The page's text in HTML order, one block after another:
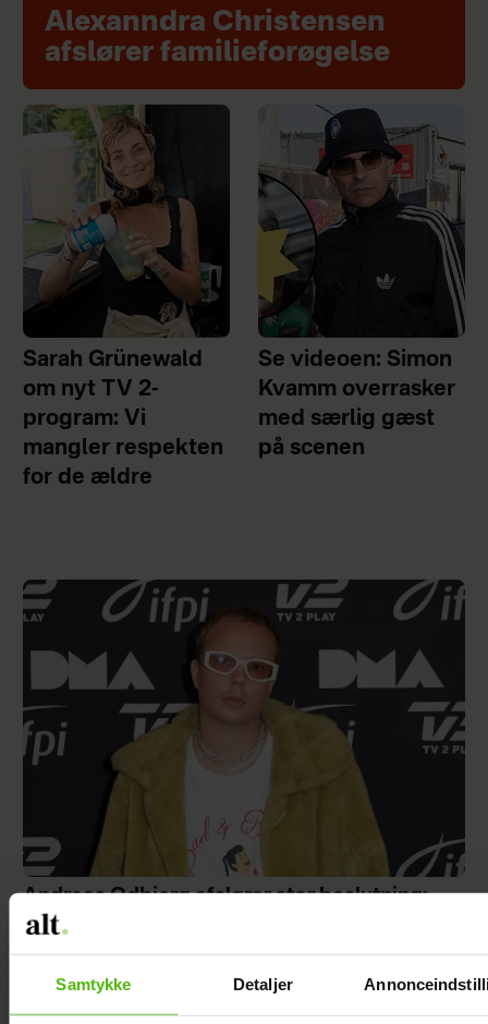
Samtykke Detaljer
Alexanndra Christensen
afslører familieforøgelse
Sarah Grünewald
om nyt TV 2-
program: Vi
mangler respekten
for de ældre
Se videoen: Simon
Kvamm overrasker
med særlig gæst
på scenen
Andreas Odbjerg afslører stor beslutning:
Slut efter to år